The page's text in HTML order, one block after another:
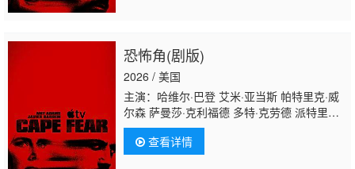
恐怖角(剧版)
2026 / 美国
主演：哈维尔·巴登 艾米·亚当斯 帕特里克·威
尔森 萨曼莎·克利福德 多特·克劳德 派特里克·
费斯克勒 瑞安·安东尼·霍尔库姆 朱利安·杜尔
西·维达 麦思·马特恩 维恩·埃维雷特 杰伊·胡古
雷 丹尼尔·迪·阿曼特 布兰登·赫希 迈克尔·M·杰
查看详情